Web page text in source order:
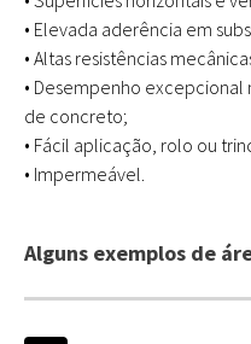
• Elevada aderência em
• Altas resistências
• Desempenho
de concreto;
• Fácil aplicação, rolo ou
• Impermeável.
Alguns exemplos de